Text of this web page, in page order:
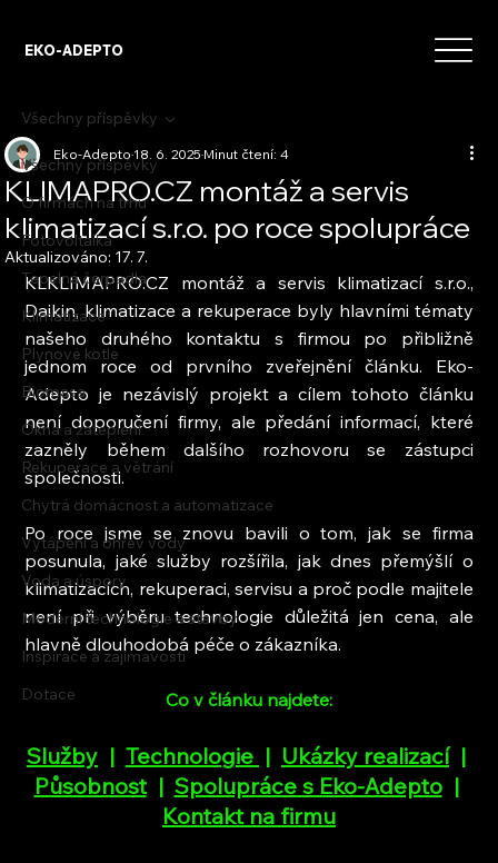
EKO-ADEPTO
Všechny příspěvky
O firmách na trhu
Fotovoltaika
Tepelná čerpadla
Klimatizace
Plynové kotle
Biomasa
Okna a zateplení
Rekuperace a větrání
Chytrá domácnost a automatizace
Vytápění a ohřev vody
Voda a úspory
Moderní technologie a stavby
Inspirace a zajímavosti
Dotace
Všechny příspěvky
KLIMAPRO.CZ montáž a servis
klimatizací s.r.o. po roce spolupráce
Eko-Adepto18. 6. 2025Minut čtení: 4
Aktualizováno: 17. 7.
KLKLIMAPRO.CZ montáž a servis klimatizací s.r.o.,
Daikin, klimatizace a rekuperace byly hlavními tématy
našeho druhého kontaktu s firmou po přibližně
jednom roce od prvního zveřejnění článku. Eko-
Adepto je nezávislý projekt a cílem tohoto článku
není doporučení firmy, ale předání informací, které
zazněly během dalšího rozhovoru se zástupci
společnosti.
Po roce jsme se znovu bavili o tom, jak se firma
posunula, jaké služby rozšířila, jak dnes přemýšlí o
klimatizacích, rekuperaci, servisu a proč podle majitele
není při výběru technologie důležitá jen cena, ale
hlavně dlouhodobá péče o zákazníka.
Co v článku najdete:
Služby | Technologie | Ukázky realizací |
Působnost | Spolupráce s Eko-Adepto |
Kontakt na firmu